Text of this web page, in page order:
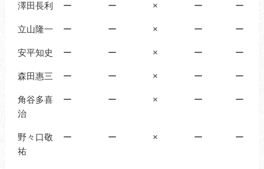
澤田長利 ー ー × ー ー
立山隆一 ー ー × ー ー
安平知史 ー ー × ー ー
森田惠三 ー ー × ー ー
角谷多喜
治
ー ー × ー ー
野々口敬
祐
ー ー × ー ー